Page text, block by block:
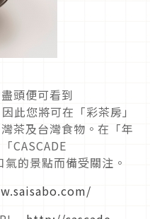
頭便可看到
此您將可在「彩茶房」
茶及台灣食物。在「年
CASCADE
的景點而備受關注。